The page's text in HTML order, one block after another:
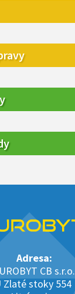
Adresa:
CB s.r.o.
Zlaté stoky 554